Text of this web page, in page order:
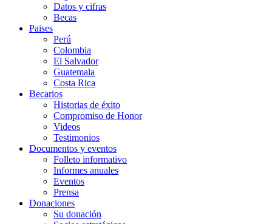
Datos y cifras
Becas
Paises
Perú
Colombia
El Salvador
Guatemala
Costa Rica
Becarios
Historias de éxito
Compromiso de Honor
Videos
Testimonios
Documentos y eventos
Folleto informativo
Informes anuales
Eventos
Prensa
Donaciones
Su donación